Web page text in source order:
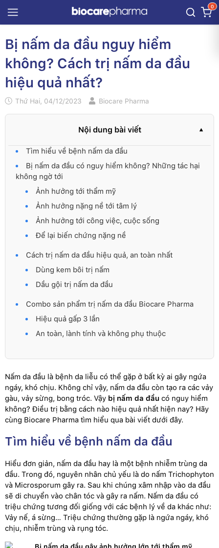
0
Bị nấm da đầu nguy hiểm
không? Cách trị nấm da đầu
hiệu quả nhất?
Thứ Hai, 04/12/2023 Biocare Pharma
Nội dung bài viết
Tìm hiểu về bệnh nấm da đầu
Bị nấm da đầu có nguy hiểm không? Những tác hại
không ngờ tới
Ảnh hưởng tới thẩm mỹ
Ảnh hưởng nặng nề tới tâm lý
Ảnh hưởng tới công việc, cuộc sống
Để lại biến chứng nặng nề
Cách trị nấm da đầu hiệu quả, an toàn nhất
Dùng kem bôi trị nấm
Dầu gội trị nấm da đầu
Combo sản phẩm trị nấm da đầu Biocare Pharma
Hiệu quả gấp 3 lần
An toàn, lành tính và không phụ thuộc
Nấm da đầu là bệnh da liễu có thể gặp ở bất kỳ ai gây ngứa
ngáy, khó chịu. Không chỉ vậy, nấm da đầu còn tạo ra các vảy
gàu, vảy sừng, bong tróc. Vậy bị nấm da đầu có nguy hiểm
không? Điều trị bằng cách nào hiệu quả nhất hiện nay? Hãy
cùng Biocare Pharma tìm hiểu qua bài viết dưới đây.
Tìm hiểu về bệnh nấm da đầu
Hiểu đơn giản, nấm da đầu hay là một bệnh nhiễm trùng da
đầu. Trong đó, nguyên nhân chủ yếu là do nấm Trichophyton
và Microsporum gây ra. Sau khi chúng xâm nhập vào da đầu
sẽ di chuyển vào chân tóc và gây ra nấm. Nấm da đầu có
triệu chứng tương đối giống với các bệnh lý về da khác như:
Vảy nế, á sừng… Triệu chứng thường gặp là ngứa ngáy, khó
chịu, nhiễm trùng và rụng tóc.